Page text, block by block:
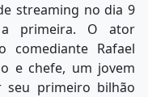
streaming no dia 9
primeira. O ator
comediante Rafael
e chefe, um jovem
seu primeiro bilhão